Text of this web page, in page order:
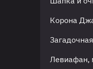
Корона
Левиафан,